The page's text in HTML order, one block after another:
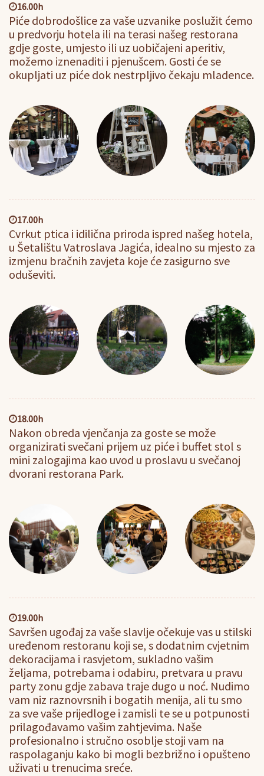
16.00h
Piće dobrodošlice za vaše uzvanike poslužit ćemo
u predvorju hotela ili na terasi našeg restorana
gdje goste, umjesto ili uz uobičajeni aperitiv,
možemo iznenaditi i pjenušcem. Gosti će se
okupljati uz piće dok nestrpljivo čekaju mladence.
17.00h
Cvrkut ptica i idilična priroda ispred našeg hotela,
u Šetalištu Vatroslava Jagića, idealno su mjesto za
izmjenu bračnih zavjeta koje će zasigurno sve
oduševiti.
18.00h
Nakon obreda vjenčanja za goste se može
organizirati svečani prijem uz piće i buffet stol s
mini zalogajima kao uvod u proslavu u svečanoj
dvorani restorana Park.
19.00h
Savršen ugođaj za vaše slavlje očekuje vas u stilski
uređenom restoranu koji se, s dodatnim cvjetnim
dekoracijama i rasvjetom, sukladno vašim
željama, potrebama i odabiru, pretvara u pravu
party zonu gdje zabava traje dugo u noć. Nudimo
vam niz raznovrsnih i bogatih menija, ali tu smo
za sve vaše prijedloge i zamisli te se u potpunosti
prilagođavamo vašim zahtjevima. Naše
profesionalno i stručno osoblje stoji vam na
raspolaganju kako bi mogli bezbrižno i opušteno
uživati u trenucima sreće.